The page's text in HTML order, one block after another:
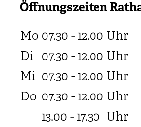
Öffnungszeiten
Mo 07.30 - 12.00 Uhr
Di 07.30 - 12.00 Uhr
Mi 07.30 - 12.00 Uhr
Do 07.30 - 12.00 Uhr
13.00 - 17.30 Uhr